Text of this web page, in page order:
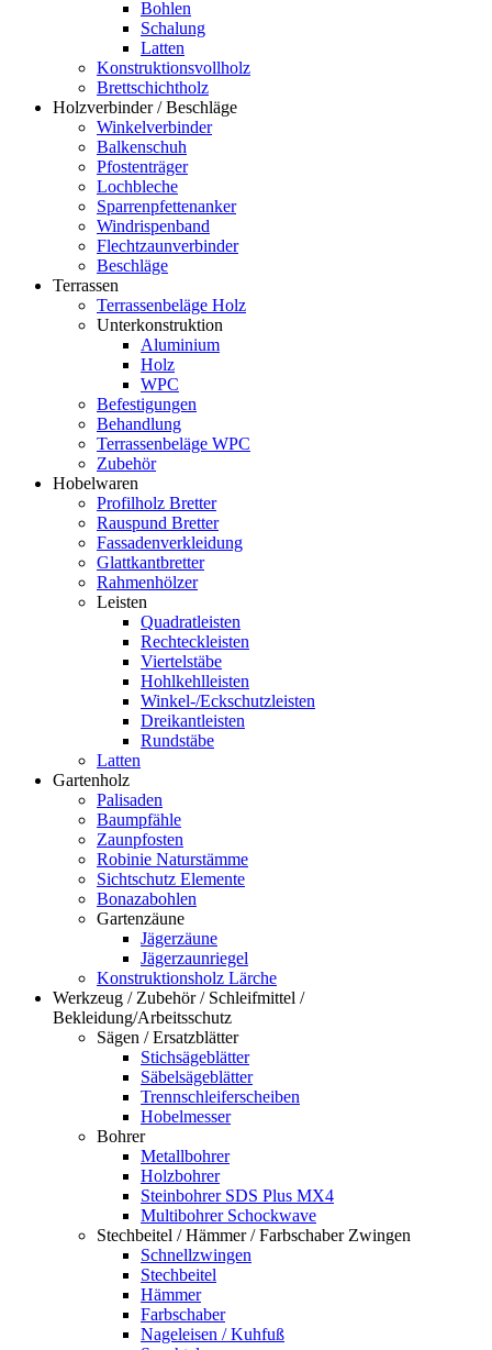
Bohlen
Schalung
Latten
Konstruktionsvollholz
Brettschichtholz
Holzverbinder / Beschläge
Winkelverbinder
Balkenschuh
Pfostenträger
Lochbleche
Sparrenpfettenanker
Windrispenband
Flechtzaunverbinder
Beschläge
Terrassen
Terrassenbeläge Holz
Unterkonstruktion
Aluminium
Holz
WPC
Befestigungen
Behandlung
Terrassenbeläge WPC
Zubehör
Hobelwaren
Profilholz Bretter
Rauspund Bretter
Fassadenverkleidung
Glattkantbretter
Rahmenhölzer
Leisten
Quadratleisten
Rechteckleisten
Viertelstäbe
Hohlkehlleisten
Winkel-/Eckschutzleisten
Dreikantleisten
Rundstäbe
Latten
Gartenholz
Palisaden
Baumpfähle
Zaunpfosten
Robinie Naturstämme
Sichtschutz Elemente
Bonazabohlen
Gartenzäune
Jägerzäune
Jägerzaunriegel
Konstruktionsholz Lärche
Werkzeug / Zubehör / Schleifmittel /
Bekleidung/Arbeitsschutz
Sägen / Ersatzblätter
Stichsägeblätter
Säbelsägeblätter
Trennschleiferscheiben
Hobelmesser
Bohrer
Metallbohrer
Holzbohrer
Steinbohrer SDS Plus MX4
Multibohrer Schockwave
Stechbeitel / Hämmer / Farbschaber Zwingen
Schnellzwingen
Stechbeitel
Hämmer
Farbschaber
Nageleisen / Kuhfuß